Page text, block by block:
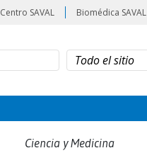
Centro SAVAL Biomédica SAVAL
Ciencia y Medicina